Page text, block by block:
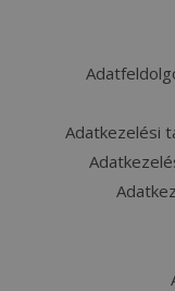
Adatkezelési